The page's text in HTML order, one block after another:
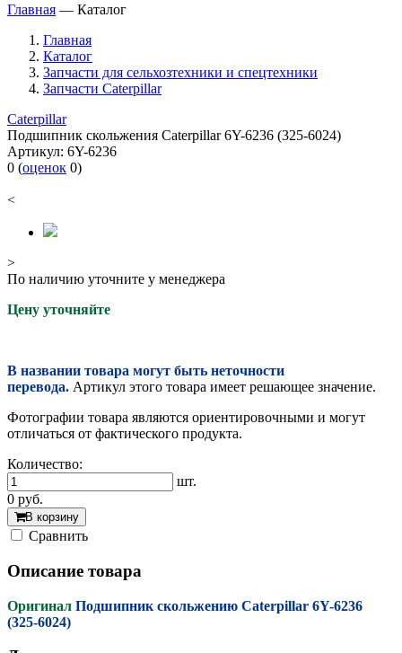
Главная — Каталог
Главная
Каталог
Запчасти для сельхозтехники и спецтехники
Запчасти Caterpillar
Caterpillar
Подшипник скольжения Caterpillar 6Y-6236 (325-6024)
Артикул: 6Y-6236
0 (оценок 0)
<
>
По наличию уточните у менеджера
Цену уточняйте
В названии товара могут быть неточности
перевода. Артикул этого товара имеет решающее значение.
Фотографии товара являются ориентировочными и могут
отличаться от фактического продукта.
Количество:
шт.
0 руб.
В корзину
Cравнить
Описание товара
Оригинал Подшипник скольжению Caterpillar 6Y-6236
(325-6024)